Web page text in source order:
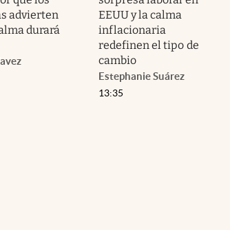
advierten
durará
EEUU y la calma
inflacionaria
redefinen el tipo de
cambio
Estephanie Suárez
13:35